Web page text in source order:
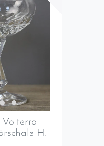
Volterra
H: